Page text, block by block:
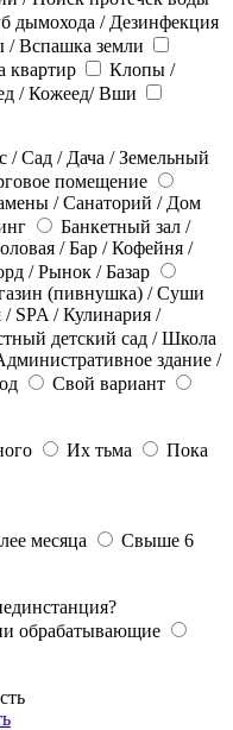
дымохода / Дезинфекция
/ Вспашка земли
квартир
Клопы /
/ Кожеед/ Вши
/ Сад / Дача / Земельный
помещение
/ Санаторий / Дом
Банкетный зал /
/ Бар / Кофейня /
/ Рынок / Базар
(пивнушка) / Суши
SPA / Кулинария /
детский сад / Школа
здание /
Свой вариант
Их тьма
Пока
месяца
Свыше 6
обрабатывающие